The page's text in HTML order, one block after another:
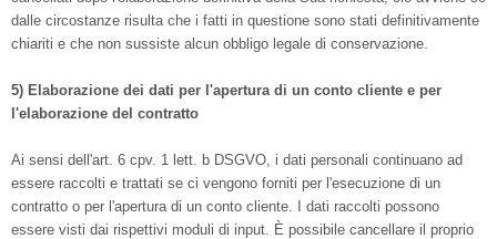
dalle circostanze risulta che i fatti in questione sono stati definitivamente
chiariti e che non sussiste alcun obbligo legale di conservazione.
5) Elaborazione dei dati per l'apertura di un conto cliente e per
l'elaborazione del contratto
Ai sensi dell'art. 6 cpv. 1 lett. b DSGVO, i dati personali continuano ad
essere raccolti e trattati se ci vengono forniti per l'esecuzione di un
contratto o per l'apertura di un conto cliente. I dati raccolti possono
essere visti dai rispettivi moduli di input. È possibile cancellare il proprio